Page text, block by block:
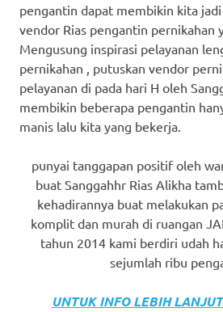
pengantin dapat membikin kita
vendor Rias pengantin pernikahan
Mengusung inspirasi pelayanan
pernikahan , putuskan vendor
pelayanan di pada hari H oleh
membikin beberapa pengantin
manis lalu kita yang bekerja.
punyai tanggapan positif oleh
buat Sanggahhr Rias Alikha
kehadirannya buat melakukan
komplit dan murah di ruangan
tahun 2014 kami berdiri udah
sejumlah ribu
UNTUK INFO LEBIH